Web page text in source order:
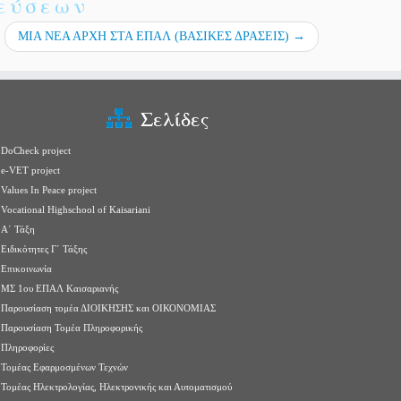
ΜΙΑ ΝΕΑ ΑΡΧΗ ΣΤΑ ΕΠΑΛ (ΒΑΣΙΚΕΣ ΔΡΑΣΕΙΣ) →
Σελίδες
DoCheck project
e-VET project
Values In Peace project
Vocational Highschool of Kaisariani
Α΄ Τάξη
Ειδικότητες Γ΄ Τάξης
Επικοινωνία
ΜΣ 1ου ΕΠΑΛ Καισαριανής
Παρουσίαση τομέα ΔΙΟΙΚΗΣΗΣ και ΟΙΚΟΝΟΜΙΑΣ
Παρουσίαση Τομέα Πληροφορικής
Πληροφορίες
Τομέας Εφαρμοσμένων Τεχνών
Τομέας Ηλεκτρολογίας, Ηλεκτρονικής και Αυτοματισμού